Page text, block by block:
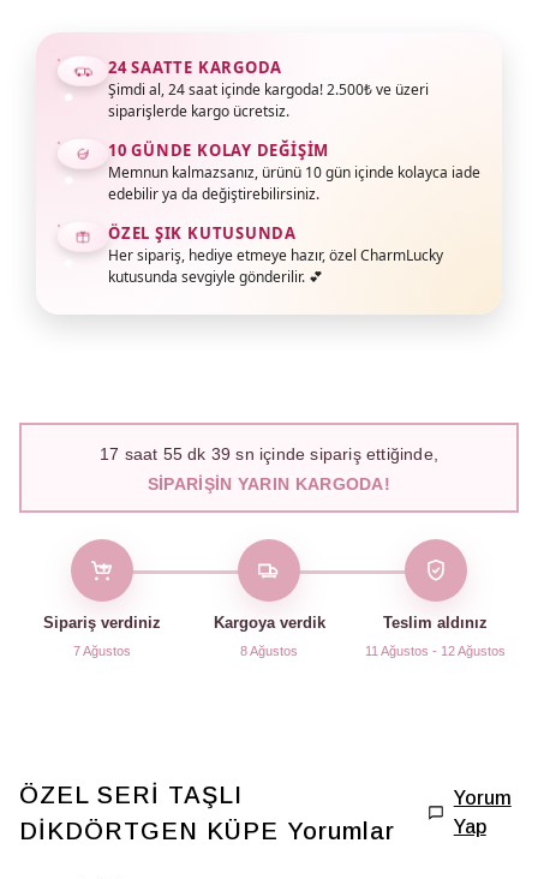
24 SAATTE KARGODA
Şimdi al, 24 saat içinde kargoda! 2.500₺ ve üzeri
siparişlerde kargo ücretsiz.
10 GÜNDE KOLAY DEĞIŞIM
Memnun kalmazsanız, ürünü 10 gün içinde kolayca iade
edebilir ya da değiştirebilirsiniz.
ÖZEL ŞIK KUTUSUNDA
Her sipariş, hediye etmeye hazır, özel CharmLucky
kutusunda sevgiyle gönderilir. 💕
17 saat 55dk 38 sn içinde sipariş ettiğinde,
SIPARIŞIN YARIN KARGODA!
Sipariş verdiniz
7 Ağustos
Kargoya verdik
8 Ağustos
Teslim aldınız
11 Ağustos - 12 Ağustos
ÖZEL SERİ TAŞLI
DİKDÖRTGEN KÜPE Yorumlar
Yorum
Yap